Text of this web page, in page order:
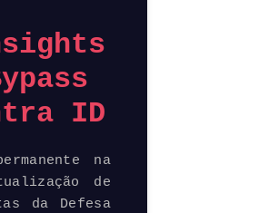
ID
na
de
da Defesa